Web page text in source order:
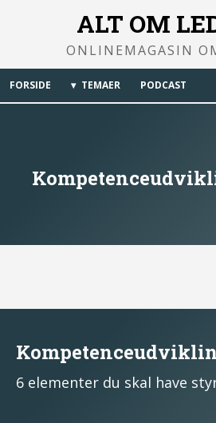
ALT OM
ONLINEMAGASIN
FORSIDE TEMAER PODCAST
6 elementer du skal have